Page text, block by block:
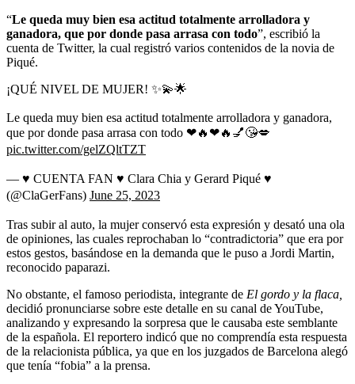
“Le queda muy bien esa actitud totalmente arrolladora y
ganadora, que por donde pasa arrasa con todo”, escribió la
cuenta de Twitter, la cual registró varios contenidos de la novia de
Piqué.
¡QUÉ NIVEL DE MUJER! ✨💫🌟
Le queda muy bien esa actitud totalmente arrolladora y ganadora,
que por donde pasa arrasa con todo ❤🔥❤🔥💅😘💋
pic.twitter.com/gelZQltTZT
— ♥ CUENTA FAN ♥ Clara Chia y Gerard Piqué ♥
(@ClaGerFans) June 25, 2023
Tras subir al auto, la mujer conservó esta expresión y desató una ola
de opiniones, las cuales reprochaban lo “contradictoria” que era por
estos gestos, basándose en la demanda que le puso a Jordi Martin,
reconocido paparazi.
No obstante, el famoso periodista, integrante de El gordo y la flaca,
decidió pronunciarse sobre este detalle en su canal de YouTube,
analizando y expresando la sorpresa que le causaba este semblante
de la española. El reportero indicó que no comprendía esta respuesta
de la relacionista pública, ya que en los juzgados de Barcelona alegó
que tenía “fobia” a la prensa.